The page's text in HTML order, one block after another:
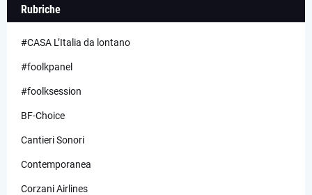
Rubriche
#CASA L’Italia da lontano
#foolkpanel
#foolksession
BF-Choice
Cantieri Sonori
Contemporanea
Corzani Airlines